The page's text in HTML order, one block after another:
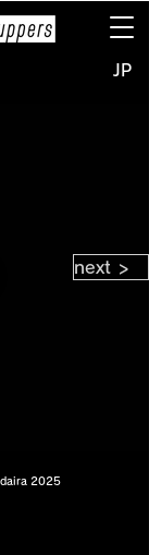
JP
next >
2025